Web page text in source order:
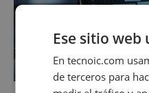
Ese sitio
En tecnoic.com
de terceros para